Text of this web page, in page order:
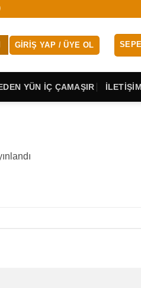
GIRIŞ YAP / ÜYE OL
YÜN İÇ ÇAMAŞIR İLETİŞİM